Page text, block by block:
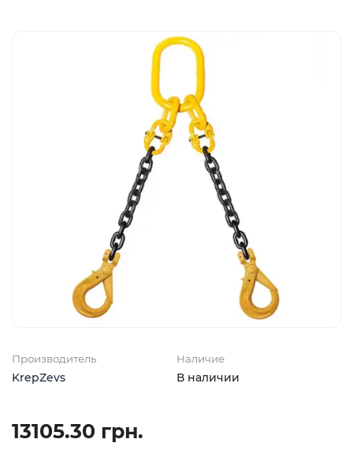
Производитель
KrepZevs
Наличие
В наличии
13105.30 грн.